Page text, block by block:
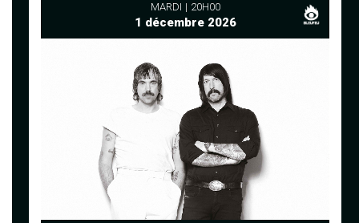
MARDI 20H00
1 décembre 2026